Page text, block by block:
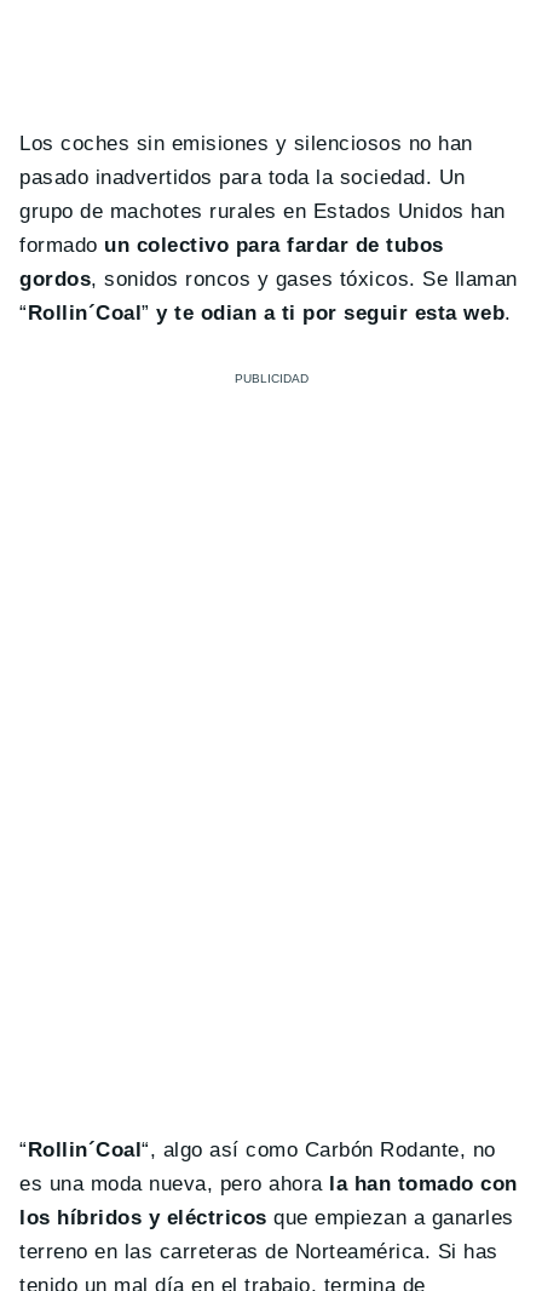
Los coches sin emisiones y silenciosos no han
pasado inadvertidos para toda la sociedad. Un
grupo de machotes rurales en Estados Unidos han
formado un colectivo para fardar de tubos
gordos, sonidos roncos y gases tóxicos. Se llaman
“ Rollin´Coal”y te odian a ti por seguir esta web.
“ Rollin´Coal“, algo así como Carbón Rodante, no
es una moda nueva, pero ahora la han tomado con
los híbridos y eléctricos que empiezan a ganarles
terreno en las carreteras de Norteamérica. Si has
tenido un mal día en el trabajo, termina de